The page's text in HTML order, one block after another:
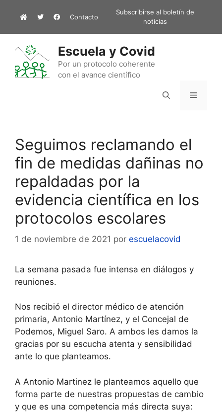
Contacto
Subscribirse al boletín de
noticias
Escuela y Covid
Por un protocolo coherente
con el avance científico
Menú
Seguimos reclamando el
fin de medidas dañinas no
repaldadas por la
evidencia científica en los
protocolos escolares
1 de noviembre de 2021 por escuelacovid
La semana pasada fue intensa en diálogos y
reuniones.
Nos recibió el director médico de atención
primaria, Antonio Martínez, y el Concejal de
Podemos, Miguel Saro. A ambos les damos la
gracias por su escucha atenta y sensibilidad
ante lo que planteamos.
A Antonio Martinez le planteamos aquello que
forma parte de nuestras propuestas de cambio
y que es una competencia más directa suya: